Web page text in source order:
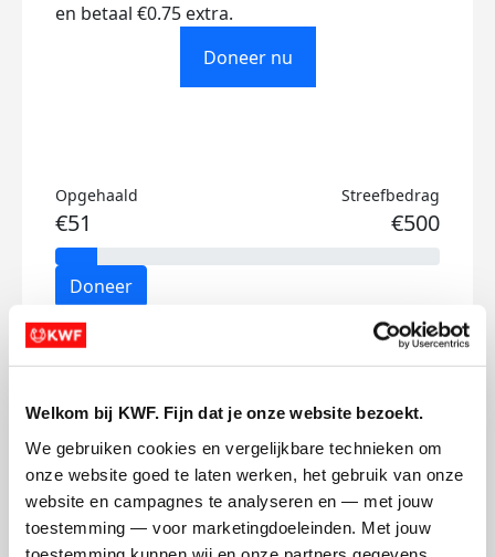
Welkom bij KWF. Fijn dat je onze website bezoekt.
We gebruiken cookies en vergelijkbare technieken om
onze website goed te laten werken, het gebruik van onze
website en campagnes te analyseren en — met jouw
toestemming — voor marketingdoeleinden. Met jouw
en betaal €0.75 extra.
Doneer nu
Opgehaald
€51
Streefbedrag
€500
Doneer